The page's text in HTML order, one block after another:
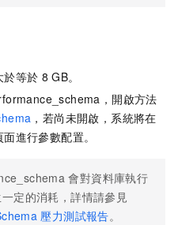
於等於 8 GB。
，開啟方法
，若尚未開啟，系統將在
進行參數配置。
會對資料庫執行
定的消耗，詳情請參見
壓力測試報告。